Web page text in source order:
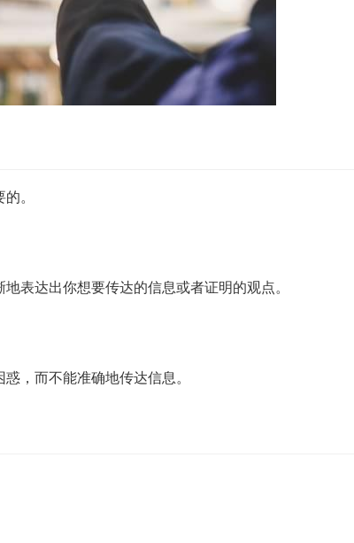
。
表达出你想要传达的信息或者证明的观点。
，而不能准确地传达信息。